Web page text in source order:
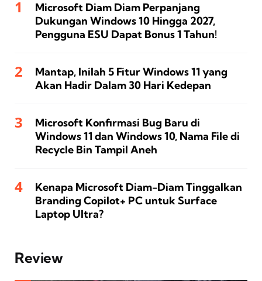
Microsoft Diam Diam Perpanjang
Dukungan Windows 10 Hingga 2027,
Pengguna ESU Dapat Bonus 1 Tahun!
Mantap, Inilah 5 Fitur Windows 11 yang
Akan Hadir Dalam 30 Hari Kedepan
Microsoft Konfirmasi Bug Baru di
Windows 11 dan Windows 10, Nama File di
Recycle Bin Tampil Aneh
Kenapa Microsoft Diam-Diam Tinggalkan
Branding Copilot+ PC untuk Surface
Laptop Ultra?
Review